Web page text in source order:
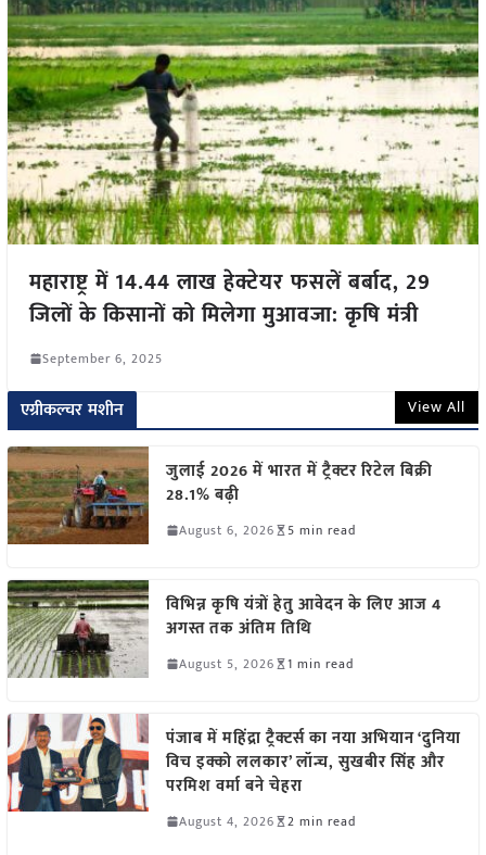
महाराष्ट्र में 14.44 लाख हेक्टेयर फसलें बर्बाद, 29
जिलों के किसानों को मिलेगा मुआवजा: कृषि मंत्री
September 6, 2025
एग्रीकल्चर मशीन View All
जुलाई 2026 में भारत में ट्रैक्टर रिटेल बिक्री
28.1% बढ़ी
August 6, 2026 5 min read
विभिन्न कृषि यंत्रों हेतु आवेदन के लिए आज 4
अगस्त तक अंतिम तिथि
August 5, 2026 1 min read
पंजाब में महिंद्रा ट्रैक्टर्स का नया अभियान ‘दुनिया
विच इक्को ललकार’ लॉन्च, सुखबीर सिंह और
परमिश वर्मा बने चेहरा
August 4, 2026 2 min read